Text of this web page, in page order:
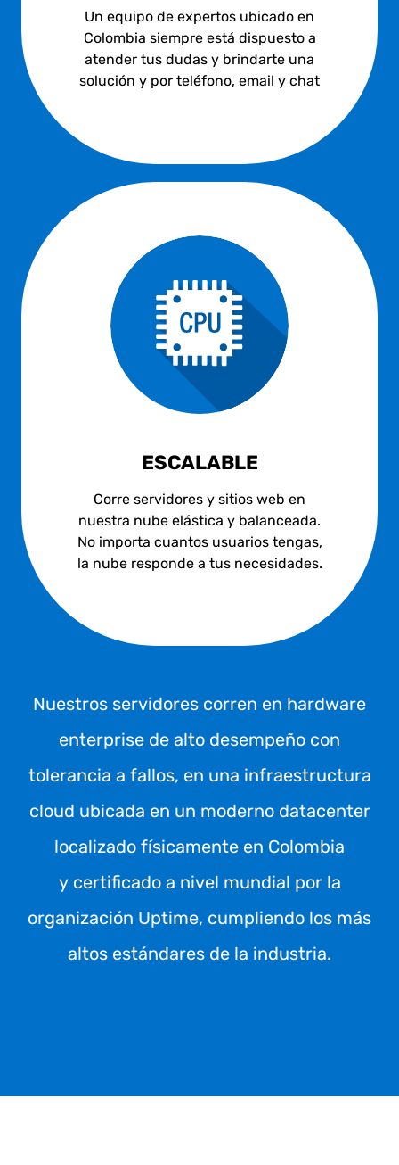
Un equipo de expertos ubicado en
Colombia siempre está dispuesto a
atender tus dudas y brindarte una
solución y por teléfono, email y chat
ESCALABLE
Corre servidores y sitios web en
nuestra nube elástica y balanceada.
No importa cuantos usuarios tengas,
la nube responde a tus necesidades.
Nuestros servidores corren en hardware
enterprise de alto desempeño con
tolerancia a fallos, en una infraestructura
cloud ubicada en un moderno datacenter
localizado físicamente en Colombia
y certificado a nivel mundial por la
organización Uptime, cumpliendo los más
altos estándares de la industria.